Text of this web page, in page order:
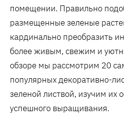
помещении. Правильно
размещенные зеленые
кардинально преобразить
более живым, свежим и
обзоре мы рассмотрим 20
популярных декоративно-
зеленой листвой, изучим их
успешного выращивания.